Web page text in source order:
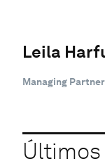
Leila
Managing